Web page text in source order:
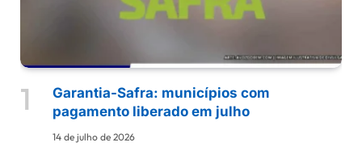
Garantia-Safra: municípios com
pagamento liberado em julho
14 de julho de 2026